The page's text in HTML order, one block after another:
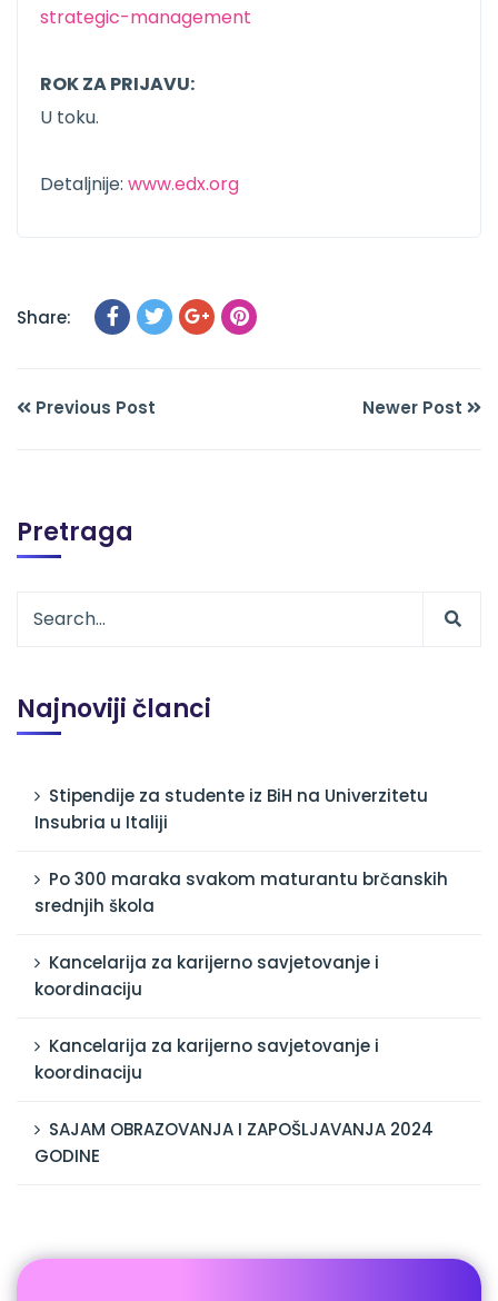
strategic-management
ROK ZA PRIJAVU:
U toku.
Detaljnije: www.edx.org
Share:
Previous Post Newer Post
Pretraga
Najnoviji članci
Stipendije za studente iz BiH na Univerzitetu
Insubria u Italiji
Po 300 maraka svakom maturantu brčanskih
srednjih škola
Kancelarija za karijerno savjetovanje i
koordinaciju
Kancelarija za karijerno savjetovanje i
koordinaciju
SAJAM OBRAZOVANJA I ZAPOŠLJAVANJA 2024
GODINE